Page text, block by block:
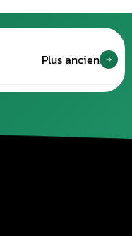
Plus ancien